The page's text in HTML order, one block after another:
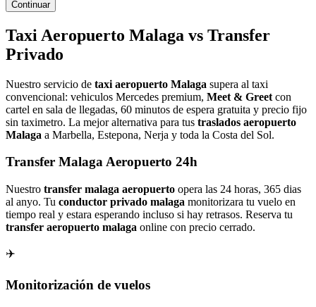
Continuar
Taxi Aeropuerto Malaga vs Transfer
Privado
Nuestro servicio de taxi aeropuerto Malaga supera al taxi
convencional: vehiculos Mercedes premium, Meet & Greet con
cartel en sala de llegadas, 60 minutos de espera gratuita y precio fijo
sin taximetro. La mejor alternativa para tus traslados aeropuerto
Malaga a Marbella, Estepona, Nerja y toda la Costa del Sol.
Transfer Malaga Aeropuerto 24h
Nuestro transfer malaga aeropuerto opera las 24 horas, 365 dias
al anyo. Tu conductor privado malaga monitorizara tu vuelo en
tiempo real y estara esperando incluso si hay retrasos. Reserva tu
transfer aeropuerto malaga online con precio cerrado.
✈️
Monitorización de vuelos